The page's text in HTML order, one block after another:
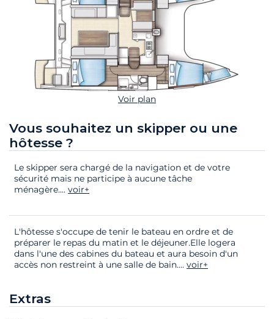
Voir plan
Vous souhaitez un skipper ou une
hôtesse ?
Le skipper sera chargé de la navigation et de votre
sécurité mais ne participe à aucune tâche
ménagère.... voir+
L'hôtesse s'occupe de tenir le bateau en ordre et de
préparer le repas du matin et le déjeuner.Elle logera
dans l'une des cabines du bateau et aura besoin d'un
accès non restreint à une salle de bain.... voir+
Extras